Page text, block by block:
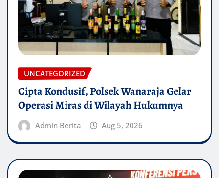
UNCATEGORIZED
Cipta Kondusif, Polsek Wanaraja Gelar
Operasi Miras di Wilayah Hukumnya
Admin Berita Aug 5, 2026